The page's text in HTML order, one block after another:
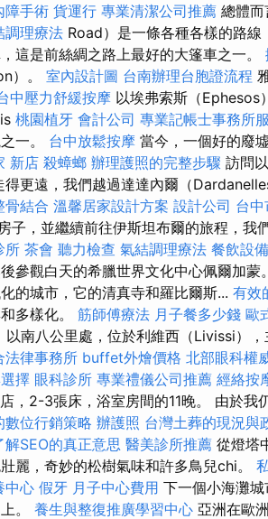
障手術 貨運行 專業清潔公司推薦 總體
調理療法 Road）是一條各種各樣的路
這是前絲綢之路上最好的大篷車之一。
）。 室內設計圖 台南辦理台胞證流程
中壓力舒緩按摩 以埃弗索斯（Ephesos
桃園植牙 會計公司 專業記帳士事務所
一。 台中放鬆按摩 當今，一個好的廢
新店 殺蟑螂 辦理護照的完整步驟 訪問
得更遠，我們越過達達內爾（
骨結合 溫馨居家設計方案 設計公司 台
子，並繼續前往伊斯坦布爾的旅程，我
所 茶會 聽力檢查 氣結調理療法 餐飲設
參觀白天的希臘世界文化中心佩爾加
的城市，它的清真寺和羅比爾斯... 有效
多樣化。 筋師傅療法 月子餐多少錢 歐
以南八公里處，位於利維西（Livissi）
法律事務所 buffet外燴價格 北部眼科權
擇 眼科診所 專業禮儀公司推薦 經絡按
，2-3張床，浴室房間的11晚。 由於
數位行銷策略 辦護照 台灣土葬的現況與
解SEO的真正意思 醫美診所推薦 從燈塔
麗，奇妙的松樹氣味和許多鳥兒chi。
中心 假牙 月子中心費用 下一個小海灘
。 養生與整復推廣學習中心 亞洲在歐